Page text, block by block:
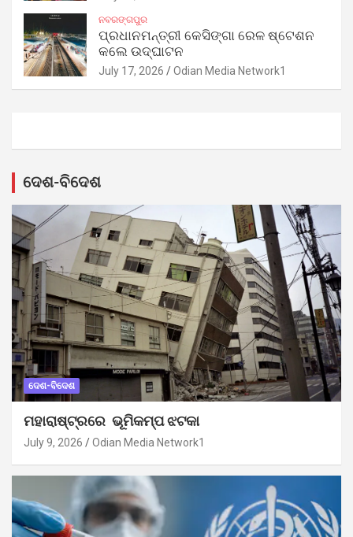
ନବରଙ୍ଗପୁର
ପ୍ରଧାନମନ୍ତ୍ରୀ କେସିଙ୍ଗା ରେଳ ଷ୍ଟେଶନ
କଲେ ଉଦ୍‌ଘାଟନ
July 17, 2026 Odian Media Network1
ଦେଶ-ବିଦେଶ
ଦେଶ-ବିଦେଶ
ମହାରାଷ୍ଟ୍ରରେ ଭୂମିକମ୍ପ ଝଟକା
July 9, 2026 Odian Media Network1